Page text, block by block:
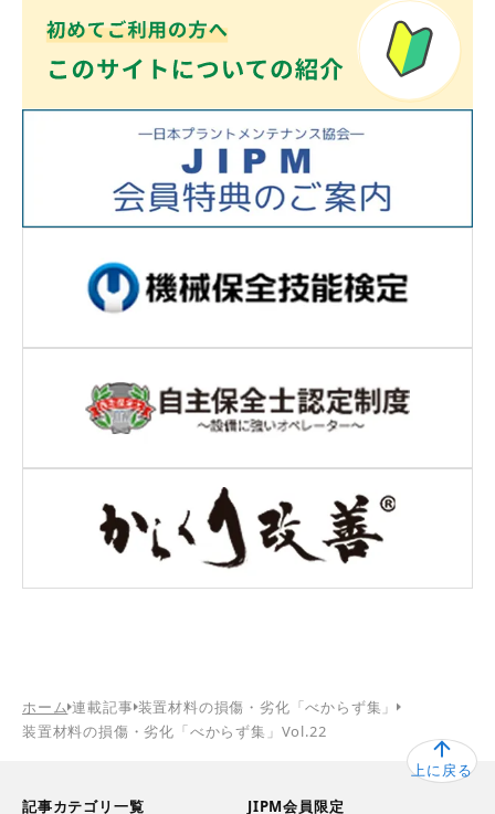
ホーム 連載記事 装置材料の損傷・劣化「べからず集」
装置材料の損傷・劣化「べからず集」Vol.22
上に戻る
記事カテゴリ一覧
JIPM会員限定